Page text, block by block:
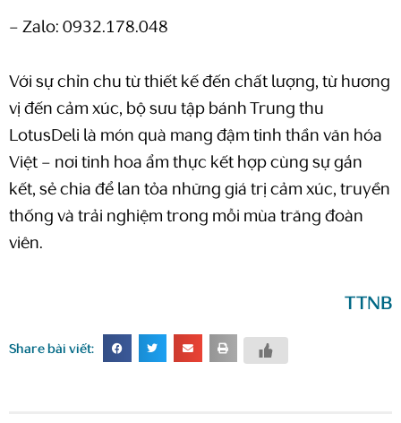
– Zalo: 0932.178.048
Với sự chỉn chu từ thiết kế đến chất lượng, từ hương
vị đến cảm xúc, bộ sưu tập bánh Trung thu
LotusDeli là món quà mang đậm tinh thần văn hóa
Việt – nơi tinh hoa ẩm thực kết hợp cùng sự gắn
kết, sẻ chia để lan tỏa những giá trị cảm xúc, truyền
thống và trải nghiệm trong mỗi mùa trăng đoàn
viên.
TTNB
Share bài viết: